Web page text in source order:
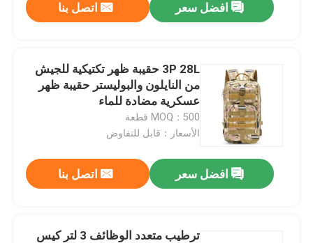
افضل سعر اتصل بنا
3P 28L حقيبة ظهر تكتيكية للجيش
من النايلون والبوليستر حقيبة ظهر
عسكرية مضادة للماء
MOQ：500 قطعة
الأسعار：قابل للتفاوض
افضل سعر اتصل بنا
ترطيب متعدد الوظائف 3 لتر كيس